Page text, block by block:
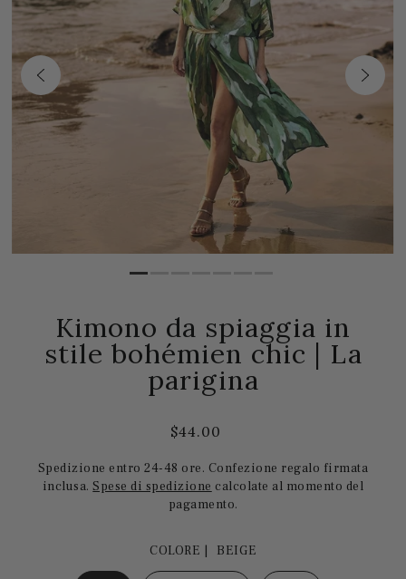
Kimono da spiaggia in
stile bohémien chic | La
parigina
$44.00
Spedizione entro 24-48 ore. Confezione regalo firmata
inclusa. Spese di spedizione calcolate al momento del
pagamento.
COLORE | BEIGE